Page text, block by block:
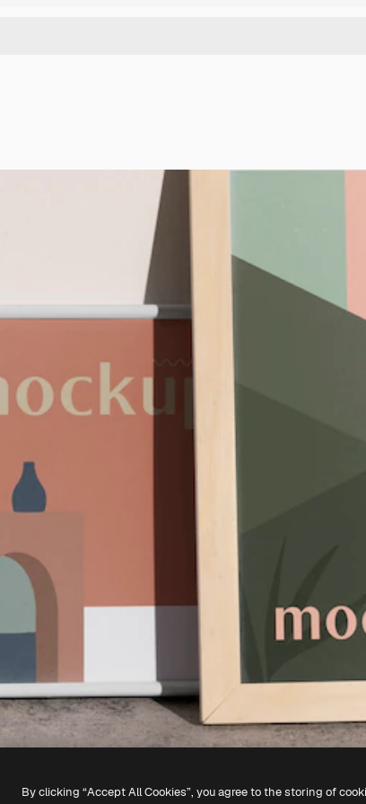
By clicking “Accept All Cookies”, you agree to the storing of